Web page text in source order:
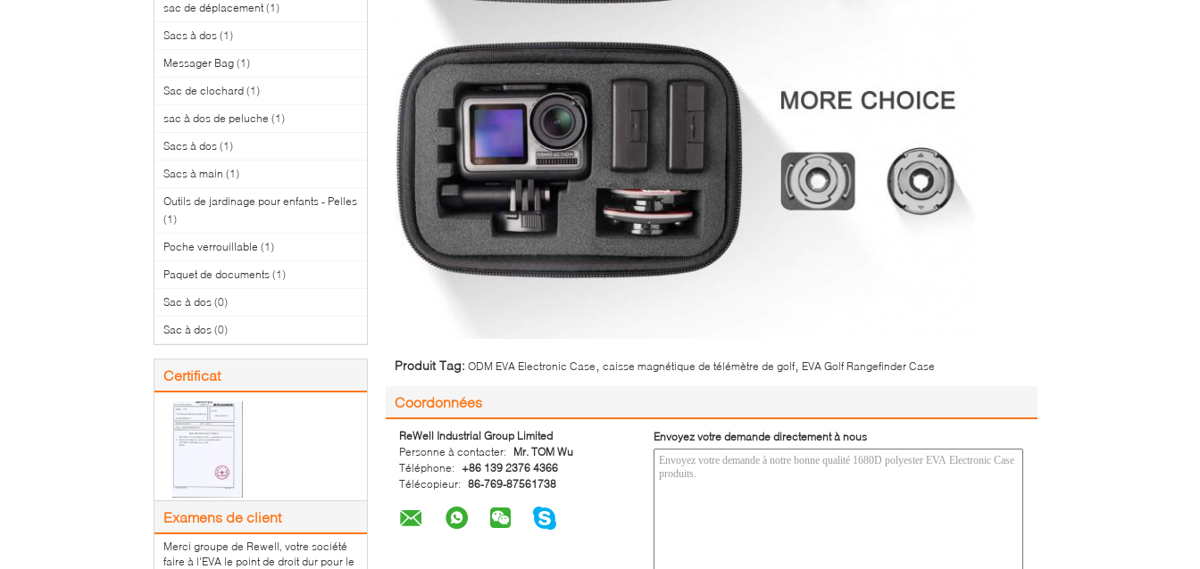
sac de déplacement (1)
Sacs à dos (1)
Messager Bag (1)
Sac de clochard (1)
sac à dos de peluche (1)
Sacs à dos (1)
Sacs à main (1)
Outils de jardinage pour enfants - Pelles
(1)
Poche verrouillable (1)
Paquet de documents (1)
Sac à dos (0)
Sac à dos (0)
Certificat
Examens de client
Merci groupe de Rewell, votre société
faire à l'EVA le point de droit dur pour le
Produit Tag: ODM EVA Electronic Case caisse magnétique de télémètre de golf EVA Golf Rangefinder Case
Coordonnées
ReWell Industrial Group Limited
Personne à contacter:
Mr. TOM Wu
Téléphone:
+86 139 2376 4366
Télécopieur: 86-769-87561738
Envoyez votre demande directement à nous